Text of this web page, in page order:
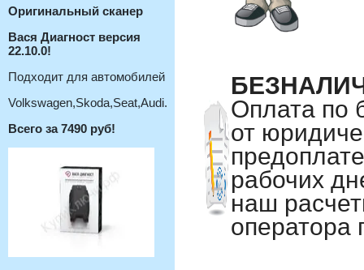
Оригинальный сканер
Вася Диагност версия
22.10.0!
Подходит для автомобилей
Volkswagen,Skoda,Seat,Audi.
Всего за 7490 руб!
Оплата по
от
рабочих
наш
оператора